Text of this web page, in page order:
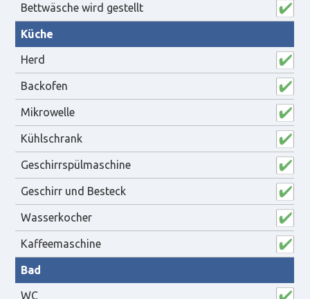
Bettwäsche wird gestellt
Küche
Herd
Backofen
Mikrowelle
Kühlschrank
Geschirrspülmaschine
Geschirr und Besteck
Wasserkocher
Kaffeemaschine
Bad
WC